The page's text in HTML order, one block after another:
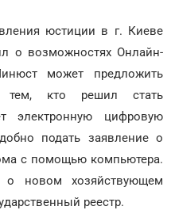
юстиции в г. Киеве
о возможностях Онлайн-
может предложить
тем, кто решил стать
электронную цифровую
подать заявление о
с помощью компьютера.
о новом хозяйствующем
реестр.